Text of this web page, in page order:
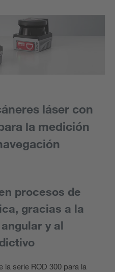
láser con
la medición
procesos de
gracias a la
y al
la serie ROD 300 para la